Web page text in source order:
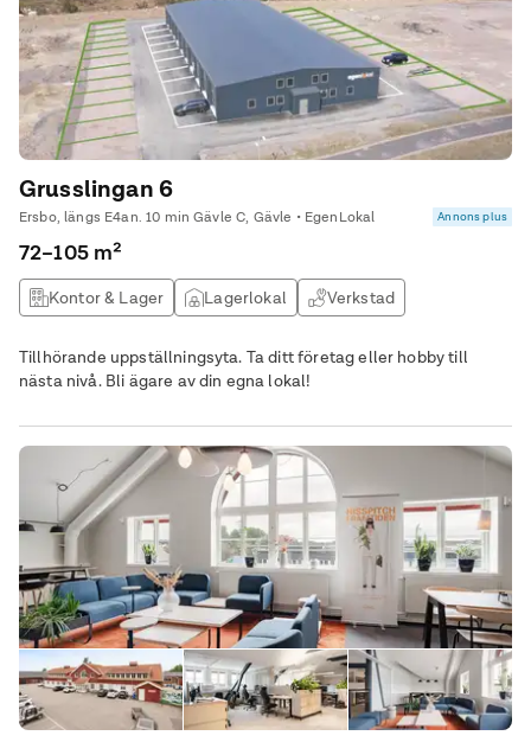
Grusslingan 6
Ersbo, längs E4an. 10 min Gävle C, Gävle • EgenLokal Annons plus
72–105 m²
Kontor & Lager Lagerlokal
Verkstad
Tillhörande uppställningsyta. Ta ditt företag eller hobby till
nästa nivå. Bli ägare av din egna lokal!